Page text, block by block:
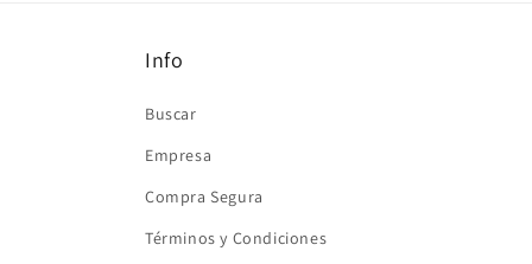
Info
Buscar
Empresa
Compra Segura
Términos y Condiciones